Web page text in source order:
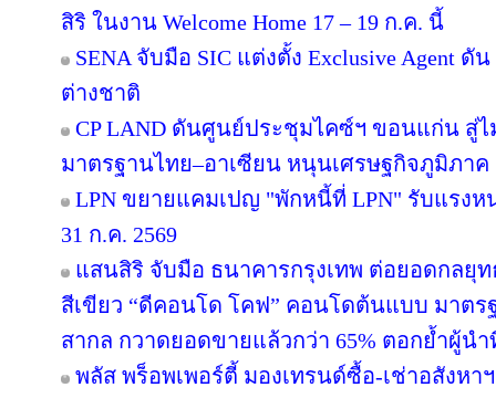
สิริ ในงาน Welcome Home 17 – 19 ก.ค. นี้
SENA จับมือ SIC แต่งตั้ง Exclusive Agent ดั
ต่างชาติ
CP LAND ดันศูนย์ประชุมไคซ์ฯ ขอนแก่น สู่
มาตรฐานไทย–อาเซียน หนุนเศรษฐกิจภูมิภาค
LPN ขยายแคมเปญ "พักหนี้ที่ LPN" รับแรง
31 ก.ค. 2569
แสนสิริ จับมือ ธนาคารกรุงเทพ ต่อยอดกลยุ
สีเขียว “ดีคอนโด โคฟ” คอนโดต้นแบบ มาต
สากล กวาดยอดขายแล้วกว่า 65% ตอกย้ำผู้น
พลัส พร็อพเพอร์ตี้ มองเทรนด์ซื้อ-เช่าอสังหา